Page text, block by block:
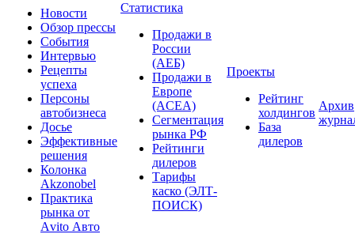
Новости
Обзор прессы
События
Интервью
Рецепты
успеха
Персоны
автобизнеса
Досье
Эффективные
решения
Колонка
Akzonobel
Практика
рынка от
Аvito Авто
Статистика
Продажи в
России
(АЕБ)
Продажи в
Европе
(ACEA)
Сегментация
рынка РФ
Рейтинги
дилеров
Тарифы
каско (ЭЛТ-
ПОИСК)
Проекты
Рейтинг
холдингов
База
дилеров
Архив